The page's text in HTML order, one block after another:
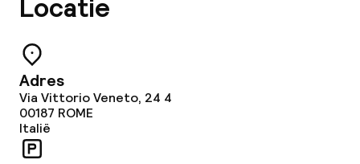
Zakelijke faciliteiten
Conferentieruimte
Vergaderruimte
Locatie
Adres
Via Vittorio Veneto, 24 4
00187 ROME
Italië